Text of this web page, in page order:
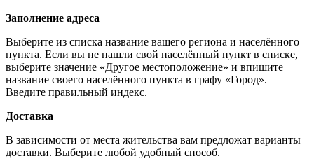
Заполнение адреса
Выберите из списка название вашего региона и населённого
пункта. Если вы не нашли свой населённый пункт в списке,
выберите значение «Другое местоположение» и впишите
название своего населённого пункта в графу «Город».
Введите правильный индекс.
Доставка
В зависимости от места жительства вам предложат варианты
доставки. Выберите любой удобный способ.